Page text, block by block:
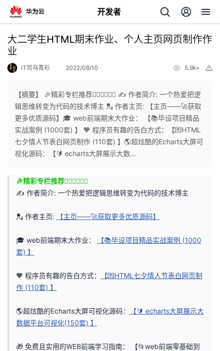
开发者
返
回
个
人
页
我
开
发
者
的
博
我
的
我
的
开
发
学
堂
我
的
Programs
我
的
持
我
大二学生HTML期末作业、个人主页网页制作作
业
IT司马青衫 2022/08/10 5.9k+
【摘要】 🎉精彩专栏推荐👇🏻👇🏻👇🏻 ✍️ 作者简介: 一个热爱把逻
辑思维转变为代码的技术博主 💂 作者主页: 【主页——🚀获取
更多优质源码】🎓 web前端期末大作业： 【📚毕设项目精品
实战案例 (1000套) 】 🧡 程序员有趣的告白方式：【💌HTML
七夕情人节表白网页制作 (110套) 】🌎超炫酷的Echarts大屏可
视化源码：【🔰 echarts大屏展示大数...
🎉精彩专栏推荐👇🏻👇🏻👇🏻
✍️ 作者简介: 一个热爱把逻辑思维转变为代码的技术博主
💂 作者主页: 【主页——🚀获取更多优质源码】
🎓 web前端期末大作业：
【📚毕设项目精品实战案例 (1000
套) 】
🧡 程序员有趣的告白方式：
【💌HTML七夕情人节表白网页制
作 (110套) 】
🌎超炫酷的Echarts大屏可视化源码：
【🔰 echarts大屏展示大
数据平台可视化(150套) 】
🎁 免费且实用的WEB前端学习指南：
【📂web前端零基础到